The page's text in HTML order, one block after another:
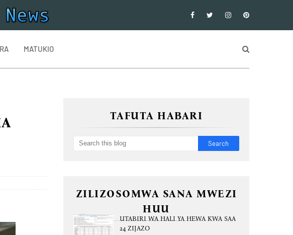
MATUKIO
TAFUTA HABARI
ZILIZOSOMWA SANA MWEZI
HUU
UTABIRI WA HALI YA HEWA KWA SAA
24 ZIJAZO